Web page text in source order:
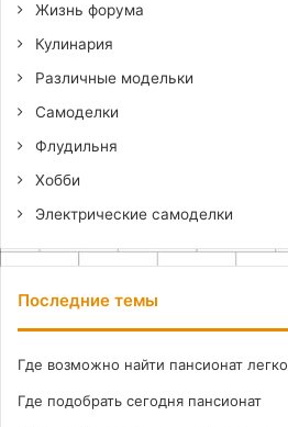
Жизнь форума
Кулинария
Различные модельки
Самоделки
Флудильня
Хобби
Электрические самоделки
Последние темы
Где возможно найти пансионат легко
Где подобрать сегодня пансионат